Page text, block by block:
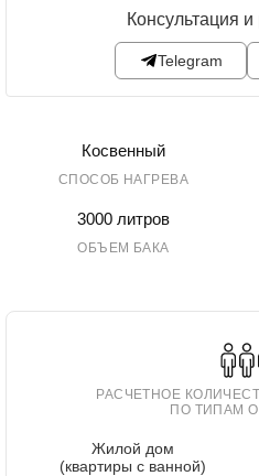
Консультация
Telegram
СПОСОБ НАГРЕВА
Косвенный
ОБЪЕМ БАКА
3000 литров
РАСЧЕТНОЕ
ПО ТИПАМ
Жилой дом
(квартиры с ванной)